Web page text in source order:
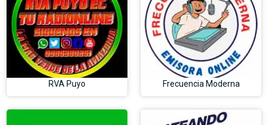
RVA Puyo Frecuencia Moderna